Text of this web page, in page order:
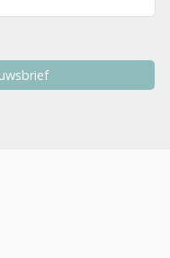
nieuwsbrief